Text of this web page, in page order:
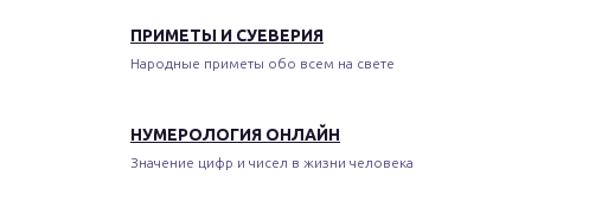
ПРИМЕТЫ И СУЕВЕРИЯ
Народные приметы обо всем на свете
НУМЕРОЛОГИЯ ОНЛАЙН
Значение цифр и чисел в жизни человека